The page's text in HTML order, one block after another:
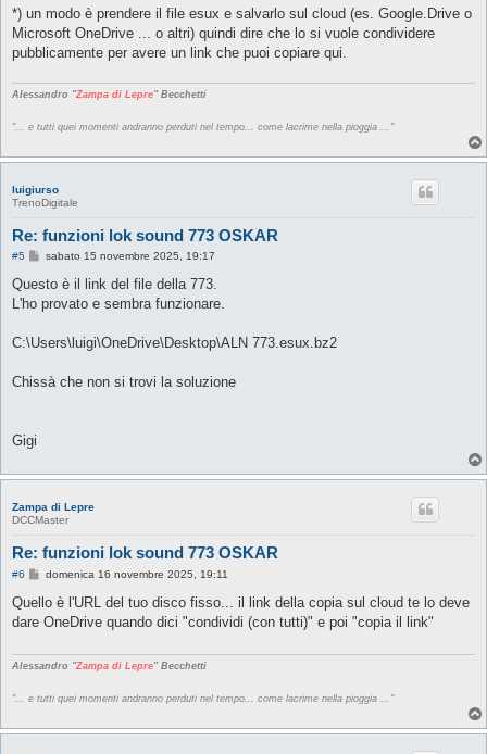
*) un modo è prendere il file esux e salvarlo sul cloud (es. Google.Drive o
Microsoft OneDrive ... o altri) quindi dire che lo si vuole condividere
pubblicamente per avere un link che puoi copiare qui.
Alessandro "Zampa di Lepre" Becchetti
"... e tutti quei momenti andranno perduti nel tempo... come lacrime nella pioggia ..."
luigiurso
TrenoDigitale
Re: funzioni lok sound 773 OSKAR
#5
M
s
a
i
sabato 15 novembre 2025, 19:17
Questo è il link del file della 773.
L'ho provato e sembra funzionare.
C:\Users\luigi\OneDrive\Desktop\ALN 773.esux.bz2
Chissà che non si trovi la soluzione
Gigi
Zampa di Lepre
DCCMaster
Re: funzioni lok sound 773 OSKAR
#6
M
s
a
i
domenica 16 novembre 2025, 19:11
Quello è l'URL del tuo disco fisso... il link della copia sul cloud te lo deve
dare OneDrive quando dici "condividi (con tutti)" e poi "copia il link"
Alessandro "Zampa di Lepre" Becchetti
"... e tutti quei momenti andranno perduti nel tempo... come lacrime nella pioggia ..."